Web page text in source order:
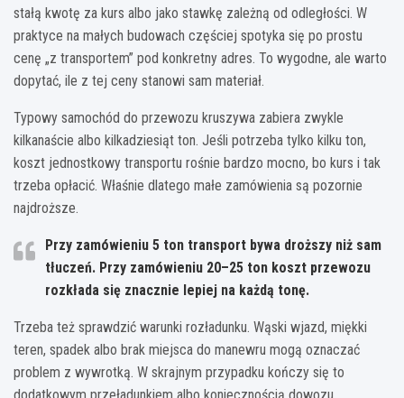
stałą kwotę za kurs albo jako stawkę zależną od odległości. W
praktyce na małych budowach częściej spotyka się po prostu
cenę „z transportem” pod konkretny adres. To wygodne, ale warto
dopytać, ile z tej ceny stanowi sam materiał.
Typowy samochód do przewozu kruszywa zabiera zwykle
kilkanaście albo kilkadziesiąt ton. Jeśli potrzeba tylko kilku ton,
koszt jednostkowy transportu rośnie bardzo mocno, bo kurs i tak
trzeba opłacić. Właśnie dlatego małe zamówienia są pozornie
najdroższe.
Przy zamówieniu 5 ton transport bywa droższy niż sam
tłuczeń. Przy zamówieniu 20–25 ton koszt przewozu
rozkłada się znacznie lepiej na każdą tonę.
Trzeba też sprawdzić warunki rozładunku. Wąski wjazd, miękki
teren, spadek albo brak miejsca do manewru mogą oznaczać
problem z wywrotką. W skrajnym przypadku kończy się to